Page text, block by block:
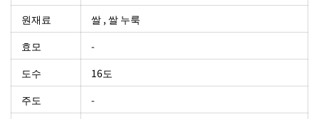
원재료
쌀 , 쌀 누룩
효모
-
도수
16도
주도
-